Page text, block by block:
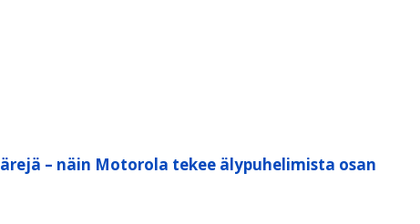
– näin Motorola tekee älypuhelimista osan